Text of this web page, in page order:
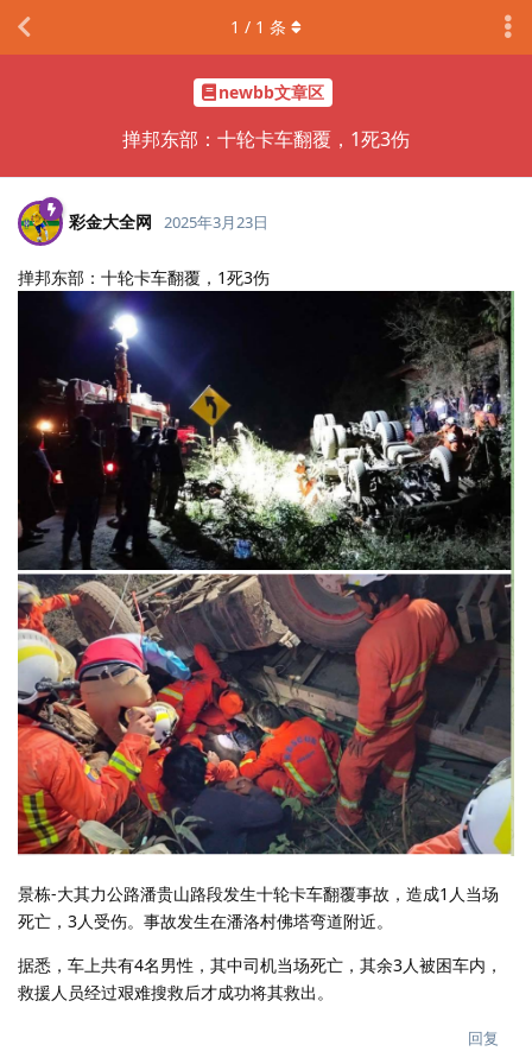
newbb文章区
掸邦东部：十轮卡车翻覆，1死3伤
1 / 1 条
彩金大全网 2025年3月23日
掸邦东部：十轮卡车翻覆，1死3伤
景栋-大其力公路潘贵山路段发生十轮卡车翻覆事故，造成1人当场
死亡，3人受伤。事故发生在潘洛村佛塔弯道附近。
据悉，车上共有4名男性，其中司机当场死亡，其余3人被困车内，
救援人员经过艰难搜救后才成功将其救出。
回复